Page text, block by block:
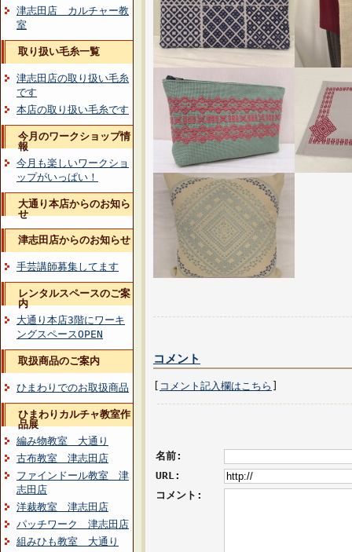
津志田店 カルチャー教
室
取り扱い毛糸一覧
津志田店の取り扱い毛糸
です
本店の取り扱い毛糸です
今月のワークショップ情
報
今月も楽しいワークショ
ップがいっぱい！
大通り本店からのお知ら
せ
津志田店からのお知らせ
手芸講師募集してます
レンタルスペースのご案
内
大通り本店3階にワーキ
ングスペースOPEN
取扱商品のご案内
ひまわりでのお取扱商品
ひまわりカルチャ教室作
品展
編み物教室 大通り
古布教室 津志田店
ファインドール教室 津
志田店
洋裁教室 津志田店
パッチワーク 津志田店
組みひも教室 大通り
コメント
コメント記入欄はこちら
名前:
URL:
コメント: